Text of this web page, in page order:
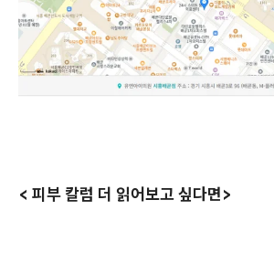
< 피부 칼럼 더 읽어보고 싶다면>